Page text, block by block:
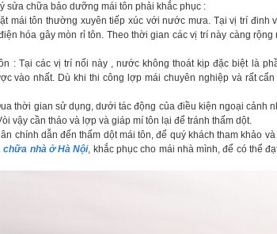
sửa chữa bảo dưỡng mái tôn phải khắc phục :
mái tôn thường xuyên tiếp xúc với nước mưa. Tại vị trí đinh
hóa gây mòn rỉ tôn. Theo thời gian các vị trí này càng rộng
: Tại các vị trí nối này , nước không thoát kịp đặc biệt là
vào nhất. Dù khi thi công lợp mái chuyên nghiệp và rất cẩn
thời gian sử dụng, dưới tác động của điều kiện ngoại cảnh
vậy cần tháo và lợp và giáp mí tôn lại để tránh thấm dột.
chính dẫn đến thấm dột mái tôn, để quý khách tham khảo và
nhà ở Hà Nội, khắc phục cho mái nhà mình, để có thể